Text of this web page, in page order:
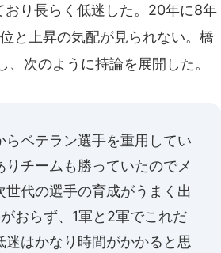
り長らく低迷した。20年に8年
と上昇の気配が見られない。橋
次のように持論を展開した。
らベテラン選手を重用してい
チームも勝っていたのでメ
代の選手の育成がうまく出
おらず、1軍と2軍でこれだ
はかなり時間がかかると思